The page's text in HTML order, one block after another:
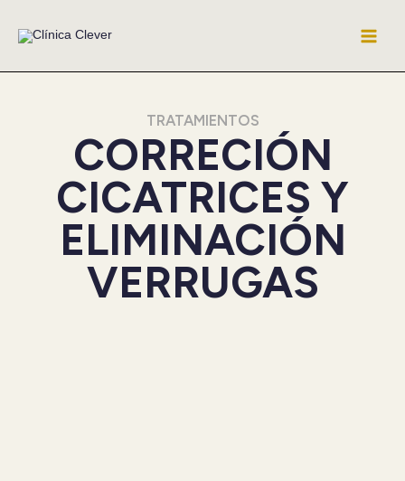
contenido
TRATAMIENTOS
CORRECIÓN
CICATRICES Y
ELIMINACIÓN
VERRUGAS